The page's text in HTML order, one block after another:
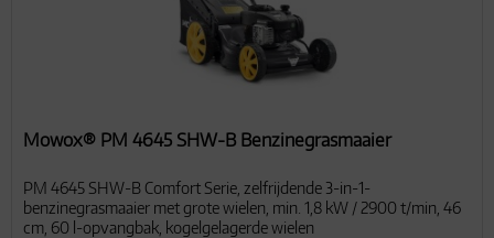
Mowox® PM 4645 SHW-B Benzinegrasmaaier
PM 4645 SHW-B Comfort Serie, zelfrijdende 3-in-1-
benzinegrasmaaier met grote wielen, min. 1,8 kW / 2900 t/min, 46
cm, 60 l-opvangbak, kogelgelagerde wielen